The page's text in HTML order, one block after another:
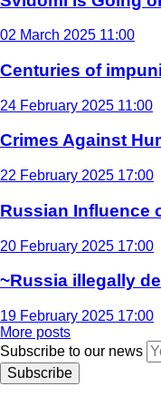
02 March 2025 11:00
Centuries of
24 February 2025 11:00
Crimes Against
22 February 2025 17:00
Russian Influence
20 February 2025 17:00
~Russia illegally
19 February 2025 17:00
More posts
Subscribe to our news
Subscribe